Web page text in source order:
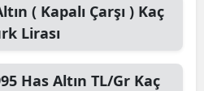
( Kapalı Çarşı ) Kaç
Lirası
Has Altın TL/GrKaç